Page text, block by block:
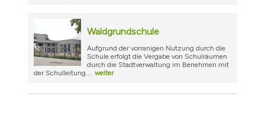
Waldgrundschule
Aufgrund der vorranigen Nutzung durch die
Schule erfolgt die Vergabe von Schulräumen
durch die Stadtverwaltung im Benehmen mit
der Schulleitung.... weiter